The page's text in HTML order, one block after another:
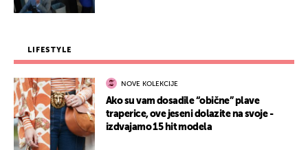
LIFESTYLE
NOVE KOLEKCIJE
Ako su vam dosadile “obične” plave
traperice, ove jeseni dolazite na svoje -
izdvajamo 15 hit modela